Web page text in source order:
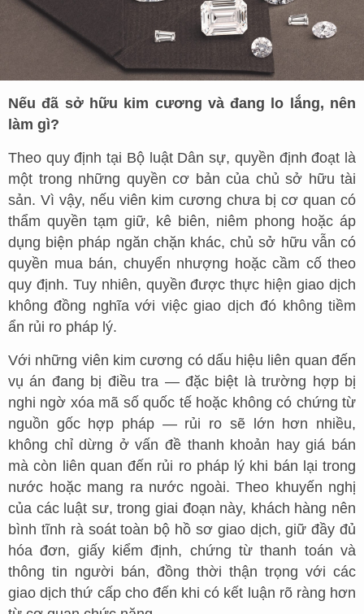
Nếu đã sở hữu kim cương và đang lo lắng, nên
làm gì?
Theo quy định tại Bộ luật Dân sự, quyền định đoạt là
một trong những quyền cơ bản của chủ sở hữu tài
sản. Vì vậy, nếu viên kim cương chưa bị cơ quan có
thẩm quyền tạm giữ, kê biên, niêm phong hoặc áp
dụng biện pháp ngăn chặn khác, chủ sở hữu vẫn có
quyền mua bán, chuyển nhượng hoặc cầm cố theo
quy định. Tuy nhiên, quyền được thực hiện giao dịch
không đồng nghĩa với việc giao dịch đó không tiềm
ẩn rủi ro pháp lý.
Với những viên kim cương có dấu hiệu liên quan đến
vụ án đang bị điều tra — đặc biệt là trường hợp bị
nghi ngờ xóa mã số quốc tế hoặc không có chứng từ
nguồn gốc hợp pháp — rủi ro sẽ lớn hơn nhiều,
không chỉ dừng ở vấn đề thanh khoản hay giá bán
mà còn liên quan đến rủi ro pháp lý khi bán lại trong
nước hoặc mang ra nước ngoài. Theo khuyến nghị
của các luật sư, trong giai đoạn này, khách hàng nên
bình tĩnh rà soát toàn bộ hồ sơ giao dịch, giữ đầy đủ
hóa đơn, giấy kiểm định, chứng từ thanh toán và
thông tin người bán, đồng thời thận trọng với các
giao dịch thứ cấp cho đến khi có kết luận rõ ràng hơn